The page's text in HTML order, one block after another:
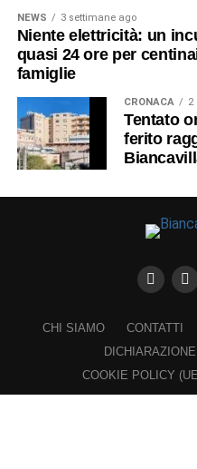
NEWS 3 settimane ago
Niente elettricità: un
quasi 24 ore per
famiglie
CRONACA 2
Tentato
ferito
CHI SIAMO CONTATTI
COOKIE POLICY